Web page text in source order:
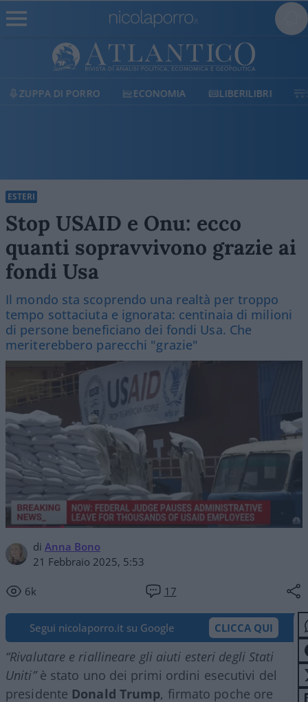
ECONOMIA LIBERILIBRI SHOP
ESTERI
Stop USAID e Onu: ecco
quanti sopravvivono grazie ai
fondi Usa
Il mondo sta scoprendo una realtà per troppo
tempo sottaciuta e ignorata: centinaia di milioni
di persone beneficiano dei fondi Usa. Che
meriterebbero parecchi "grazie"
di Anna Bono
21 Febbraio 2025, 5:53
6k 17
Segui nicolaporro.it su Google CLICCA QUI
“Rivalutare e riallineare gli aiuti esteri degli Stati
Uniti”è stato uno dei primi ordini esecutivi del
presidente Donald Trump, firmato poche ore